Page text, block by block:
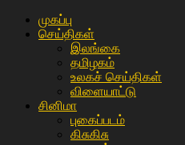
முகப்பு
செய்திகள்
இலங்கை
த‌மிழக‌ம்
உலகச் செய்திகள்
விளையா‌ட்டு
சி‌னிமா
புகைப்படம்
கிசு‌கிசு